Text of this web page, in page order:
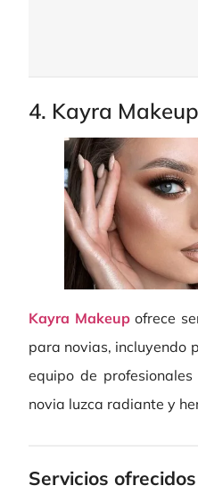
4. Kayra Makeup
Kayra Makeupofrece
para novias, incluyendo
equipo de
novia luzca radiante y
Servicios ofrecidos